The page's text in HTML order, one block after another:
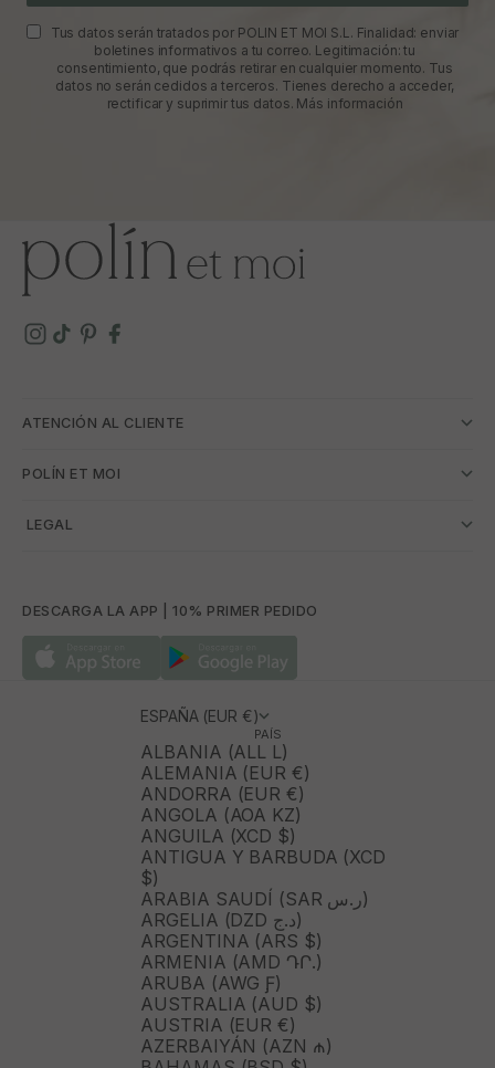
Tus datos serán tratados por POLIN ET MOI S.L. Finalidad: enviar
boletines informativos a tu correo. Legitimación: tu
consentimiento, que podrás retirar en cualquier momento. Tus
datos no serán cedidos a terceros. Tienes derecho a acceder,
rectificar y suprimir tus datos. Más información
ATENCIÓN AL CLIENTE
POLÍN ET MOI
­ LEGAL
DESCARGA LA APP | 10% PRIMER PEDIDO
ESPAÑA (EUR €)
PAÍS
ALBANIA (ALL L)
ALEMANIA (EUR €)
ANDORRA (EUR €)
ANGOLA (AOA KZ)
ANGUILA (XCD $)
ANTIGUA Y BARBUDA (XCD
$)
ARABIA SAUDÍ (SAR ر.س)
ARGELIA (DZD د.ج)
ARGENTINA (ARS $)
ARMENIA (AMD ԴՐ.)
ARUBA (AWG Ƒ)
AUSTRALIA (AUD $)
AUSTRIA (EUR €)
AZERBAIYÁN (AZN ₼)